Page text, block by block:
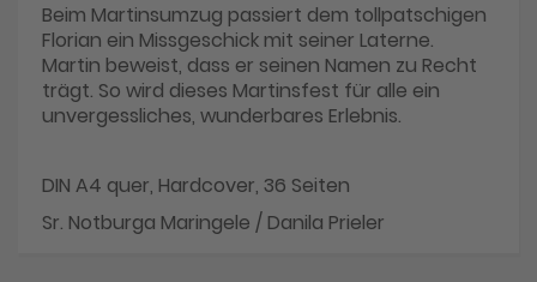
Beim Martinsumzug passiert dem tollpatschigen
Florian ein Missgeschick mit seiner Laterne.
Martin beweist, dass er seinen Namen zu Recht
trägt. So wird dieses Martinsfest für alle ein
unvergessliches, wunderbares Erlebnis.
DIN A4 quer, Hardcover, 36 Seiten
Sr. Notburga Maringele / Danila Prieler